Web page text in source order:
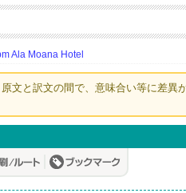
Ala Moana Hotel
文と訳文の間で、意味合い等に差異